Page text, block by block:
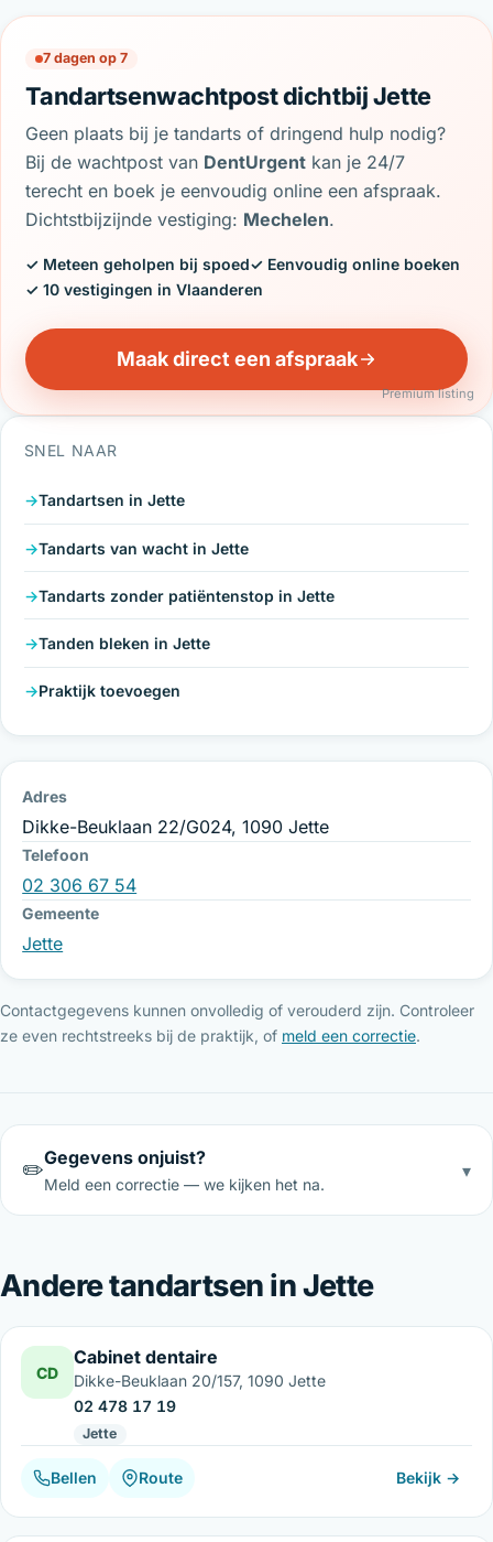
7 dagen op 7
Tandartsenwachtpost dichtbij Jette
Geen plaats bij je tandarts of dringend hulp nodig?
Bij de wachtpost van DentUrgent kan je 24/7
terecht en boek je eenvoudig online een afspraak.
Dichtstbijzijnde vestiging: Mechelen.
✓ Meteen geholpen bij spoed✓ Eenvoudig online boeken
✓ 10 vestigingen in Vlaanderen
Maak direct een afspraak
Premium listing
SNEL NAAR
Tandartsen in Jette
Tandarts van wacht in Jette
Tandarts zonder patiëntenstop in Jette
Tanden bleken in Jette
Praktijk toevoegen
Adres
Dikke-Beuklaan 22/G024, 1090 Jette
Telefoon
02 306 67 54
Gemeente
Jette
Contactgegevens kunnen onvolledig of verouderd zijn. Controleer
ze even rechtstreeks bij de praktijk, of meld een correctie.
✏️Gegevens onjuist?
Meld een correctie — we kijken het na.
▾
Andere tandartsen in Jette
CD
Cabinet dentaire
Dikke-Beuklaan 20/157, 1090 Jette
02 478 17 19
Jette
Bellen Route Bekijk →